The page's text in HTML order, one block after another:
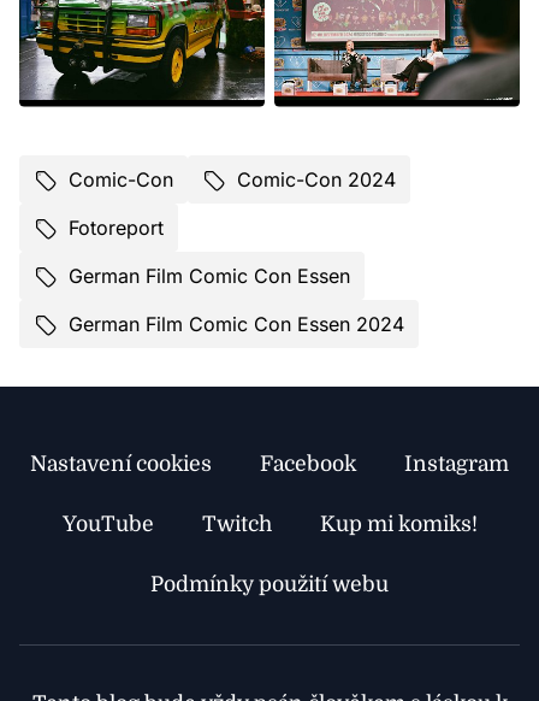
Comic-Con
Comic-Con 2024
Fotoreport
German Film Comic Con Essen
German Film Comic Con Essen 2024
Nastavení cookies Facebook Instagram
YouTube Twitch Kup mi komiks!
Podmínky použití webu